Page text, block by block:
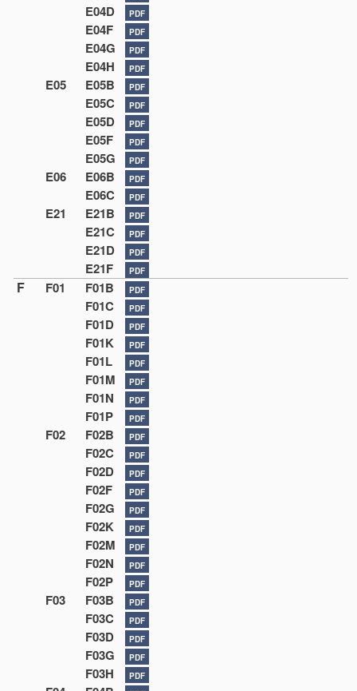
E04D PDF
E04F PDF
E04G PDF
E04H PDF
E05 E05B PDF
E05C PDF
E05D PDF
E05F PDF
E05G PDF
E06 E06B PDF
E06C PDF
E21 E21B PDF
E21C PDF
E21D PDF
E21F PDF
F F01 F01B PDF
F01C PDF
F01D PDF
F01K PDF
F01L PDF
F01M PDF
F01N PDF
F01P PDF
F02 F02B PDF
F02C PDF
F02D PDF
F02F PDF
F02G PDF
F02K PDF
F02M PDF
F02N PDF
F02P PDF
F03 F03B PDF
F03C PDF
F03D PDF
F03G PDF
F03H PDF